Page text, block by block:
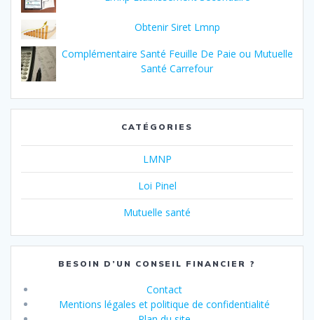
Obtenir Siret Lmnp
Complémentaire Santé Feuille De Paie ou Mutuelle
Santé Carrefour
CATÉGORIES
LMNP
Loi Pinel
Mutuelle santé
BESOIN D’UN CONSEIL FINANCIER ?
Contact
Mentions légales et politique de confidentialité